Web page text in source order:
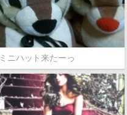
ミニハット来たーっ